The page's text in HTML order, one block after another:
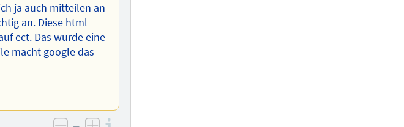
ja auch mitteilen an
an. Diese html
ect. Das wurde eine
macht google das